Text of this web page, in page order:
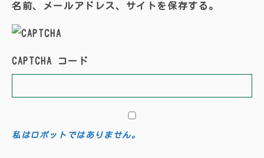
名前、メールアドレス、サイトを保存する。
CAPTCHA コード
私はロボットではありません。